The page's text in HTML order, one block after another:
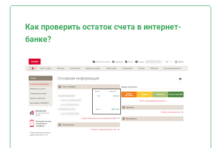
Как проверить остаток счета в интернет-
банке?